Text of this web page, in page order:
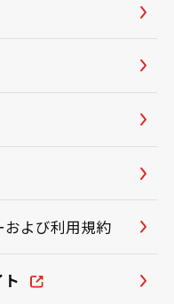
および利用規約